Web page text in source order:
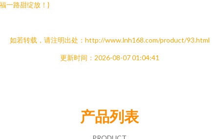
一路甜绽放！}
如若转载，请注明出处：http://www.lnh168.com/product/93.html
更新时间：2026-08-07 01:04:41
产品列表